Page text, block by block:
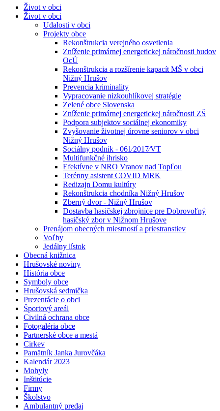
Život v obci
Život v obci
Udalosti v obci
Projekty obce
Rekonštrukcia verejného osvetlenia
Zníženie primárnej energetickej náročnosti budov
OcÚ
Rekonštrukcia a rozšírenie kapacít MŠ v obci
Nižný Hrušov
Prevencia kriminality
Vypracovanie nizkouhlíkovej stratégie
Zelené obce Slovenska
Zníženie primárnej energetickej náročnosti ZŠ
Podpora subjektov sociálnej ekonomiky
Zvyšovanie životnej úrovne seniorov v obci
Nižný Hrušov
Sociálny podnik - 061⁄2017⁄VT
Multifunkčné ihrisko
Efektívne v NRO Vranov nad Topľou
Terénny asistent COVID MRK
Redizajn Domu kultúry
Rekonštrukcia chodníka Nižný Hrušov
Zberný dvor - Nižný Hrušov
Dostavba hasičskej zbrojnice pre Dobrovoľný
hasičský zbor v Nižnom Hrušove
Prenájom obecných miestností a priestranstiev
Voľby
Jedálny lístok
Obecná knižnica
Hrušovské noviny
História obce
Symboly obce
Hrušovská sedmička
Prezentácie o obci
Športový areál
Civilná ochrana obce
Fotogaléria obce
Partnerské obce a mestá
Cirkev
Pamätník Janka Jurovčáka
Kalendár 2023
Mohyly
Inštitúcie
Firmy
Školstvo
Ambulantný predaj